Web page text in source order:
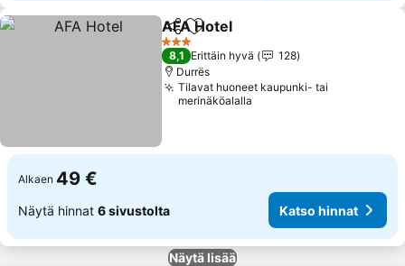
Jaa Lisää suosikkeihin
AFA Hotel
3 Tähtiluokitus
8,1 Erittäin hyvä
128
Durrës
Tilavat huoneet kaupunki- tai
merinäköalalla
Alkaen 49 €
Näytä hinnat 6 sivustolta Katso hinnat
Näytä lisää